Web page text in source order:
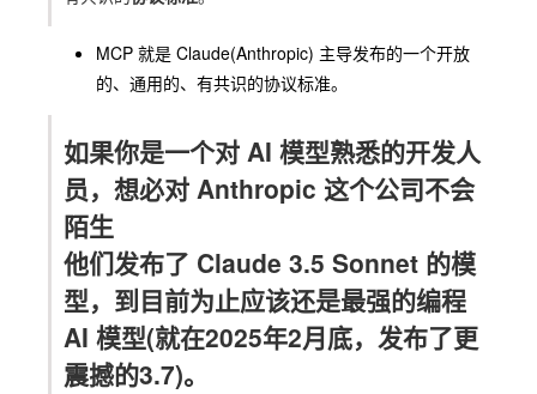
MCP 就是 Claude(Anthropic) 主导发布的一个开放
的、通用的、有共识的协议标准。
如果你是一个对 AI 模型熟悉的开发人
员，想必对 Anthropic 这个公司不会
陌生
他们发布了 Claude 3.5 Sonnet 的模
型，到目前为止应该还是最强的编程
AI 模型(就在2025年2月底，发布了更
震撼的3.7)。